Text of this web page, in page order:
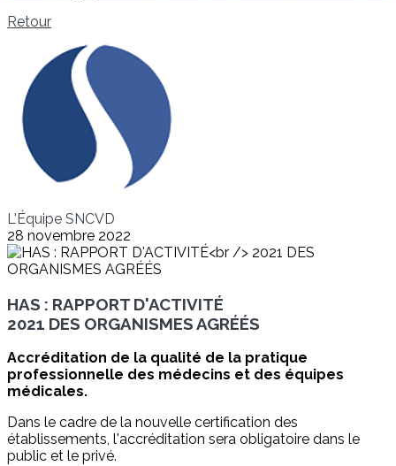
Retour
L'Équipe SNCVD
28 novembre 2022
HAS : RAPPORT D'ACTIVITÉ
2021 DES ORGANISMES AGRÉÉS
Accréditation de la qualité de la pratique
professionnelle des médecins et des équipes
médicales.
Dans le cadre de la nouvelle certification des
établissements, l'accréditation sera obligatoire dans le
public et le privé.